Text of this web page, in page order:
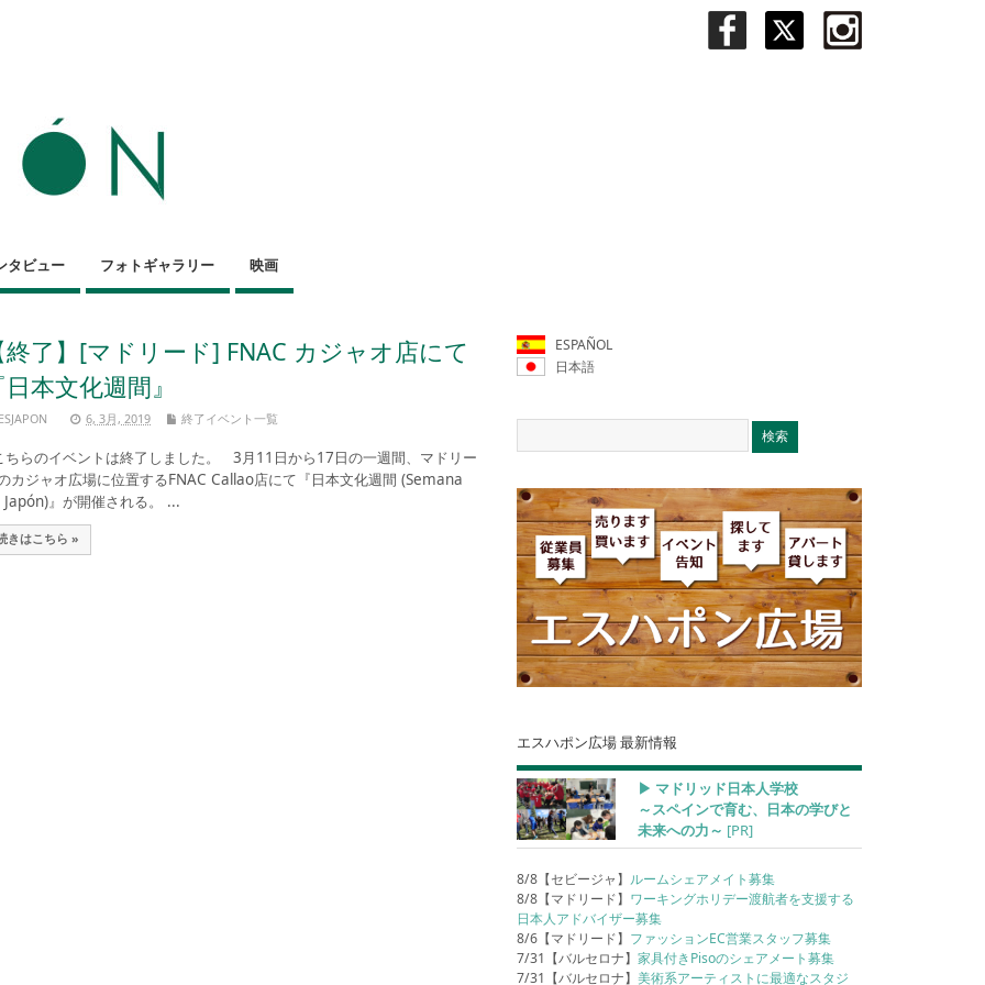
タビュー フォトギャラリー 映画
終了】[マドリード] FNAC カジャオ店にて
本文化週間』
6, 3月, 2019 終了イベント一覧
らのイベントは終了しました。 3月11日から17日の一週間、マドリー
カジャオ広場に位置するFNAC Callao店にて『日本文化週間 (Semana
』が開催される。 ...
きはこちら »
ESPAÑOL
日本語
エスハポン広場 最新情報
▶︎ マドリッド日本人学校
～スペインで育む、日本の学びと
未来への力～ [PR]
8/8【セビージャ】ルームシェアメイト募集
8/8【マドリード】 ワーキングホリデー渡航者を支援する
日本人アドバイザー募集
8/6【マドリード】 ファッションEC営業スタッフ募集
7/31【バルセロナ】家具付きPisoのシェアメート募集
7/31【バルセロナ】美術系アーティストに最適なスタジ